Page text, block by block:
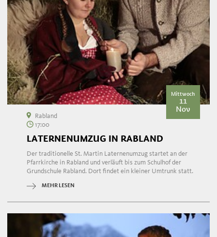
Mittwoch
11
Nov
Rabland
17:00
LATERNENUMZUG IN RABLAND
Der traditionelle St. Martin Laternenumzug startet an der
Pfarrkirche in Rabland und verläuft bis zum Schulhof der
Grundschule Rabland. Dort findet ein kleiner Umtrunk statt.
MEHR LESEN